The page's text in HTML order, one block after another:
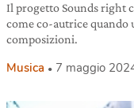
Il progetto Sounds right
come co-autrice quando
composizioni.
Musica 7 maggio